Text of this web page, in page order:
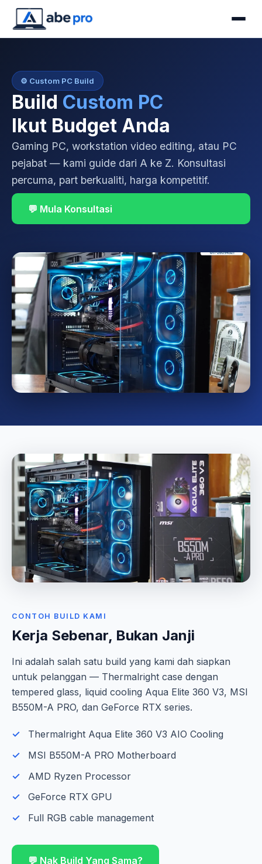
⚙️ Custom PC Build
Build Custom PC
Ikut Budget Anda
Gaming PC, workstation video editing, atau PC
pejabat — kami guide dari A ke Z. Konsultasi
percuma, part berkualiti, harga kompetitif.
💬 Mula Konsultasi
CONTOH BUILD KAMI
Kerja Sebenar, Bukan Janji
Ini adalah salah satu build yang kami dah siapkan
untuk pelanggan — Thermalright case dengan
tempered glass, liquid cooling Aqua Elite 360 V3, MSI
B550M-A PRO, dan GeForce RTX series.
Thermalright Aqua Elite 360 V3 AIO Cooling
MSI B550M-A PRO Motherboard
AMD Ryzen Processor
GeForce RTX GPU
Full RGB cable management
💬 Nak Build Yang Sama?